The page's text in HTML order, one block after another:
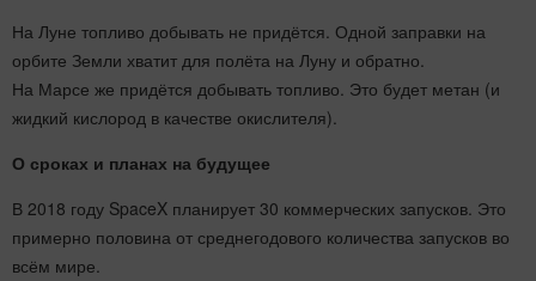
На Луне топливо добывать не придётся. Одной заправки на
орбите Земли хватит для полёта на Луну и обратно.
На Марсе же придётся добывать топливо. Это будет метан (и
жидкий кислород в качестве окислителя).
О сроках и планах на будущее
В 2018 году SpaceX планирует 30 коммерческих запусков. Это
примерно половина от среднегодового количества запусков во
всём мире.